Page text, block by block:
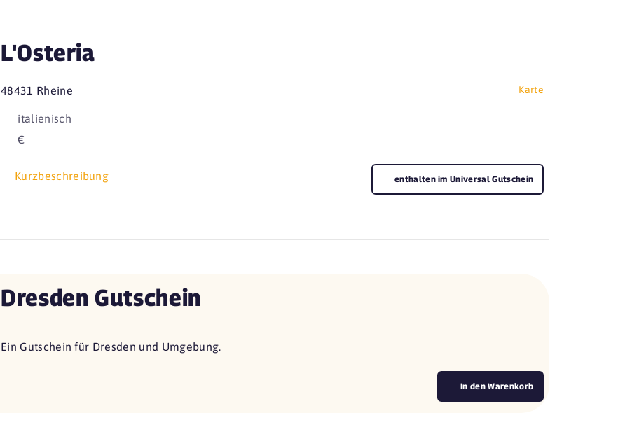
L'Osteria
48431 Rheine Karte
italienisch
€
Kurzbeschreibung enthalten im Universal Gutschein
Dresden Gutschein
Ein Gutschein für Dresden und Umgebung.
In den Warenkorb